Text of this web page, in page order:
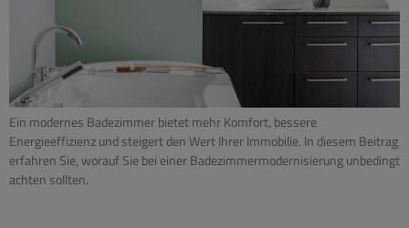
Ein modernes Badezimmer bietet mehr Komfort, bessere
Energieeffizienz und steigert den Wert Ihrer Immobilie. In diesem Beitrag
erfahren Sie, worauf Sie bei einer Badezimmermodernisierung unbedingt
achten sollten.